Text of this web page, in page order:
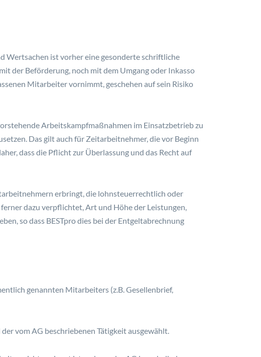
Wertsachen ist vorher eine gesonderte schriftliche
der Beförderung, noch mit dem Umgang oder Inkasso
Mitarbeiter vornimmt, geschehen auf sein Risiko
Arbeitskampfmaßnahmen im Einsatzbetrieb zu
Das gilt auch für Zeitarbeitnehmer, die vor Beginn
dass die Pflicht zur Überlassung und das Recht auf
erbringt, die lohnsteuerrechtlich oder
dazu verpflichtet, Art und Höhe der Leistungen,
so dass BESTpro dies bei der Entgeltabrechnung
genannten Mitarbeiters (z.B. Gesellenbrief,
vom AG beschriebenen Tätigkeit ausgewählt.